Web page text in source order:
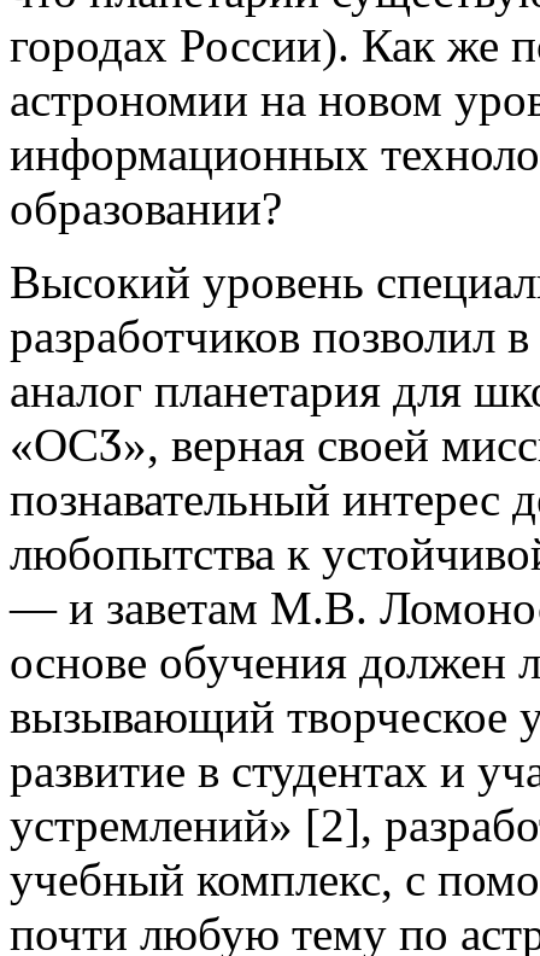
городах России). Как же
астрономии на новом
информационных
образовании?
Высокий уровень
разработчиков позволил
аналог планетария для
«ОСӠ», верная своей
познавательный интерес
любопытства к
— и заветам М.В.
основе обучения должен
вызывающий творческое
развитие в студентах и
устремлений» [2],
учебный комплекс, с
почти любую тему по